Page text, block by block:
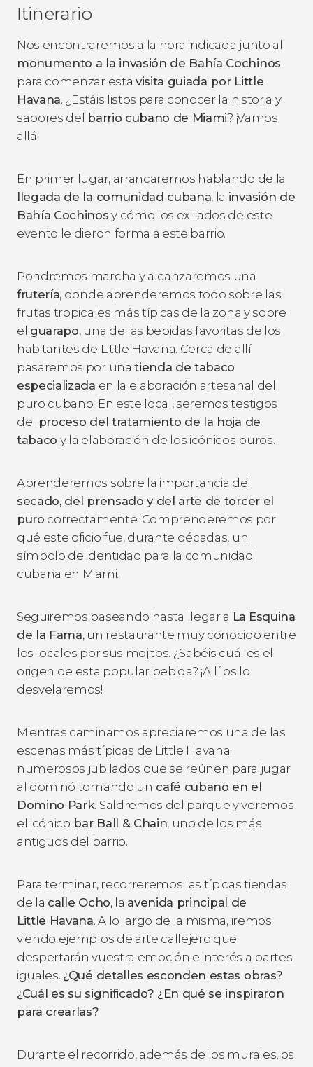
Itinerario
Nos encontraremos a la hora indicada junto al
monumento a la invasión de Bahía Cochinos
para comenzar esta visita guiada por Little
Havana. ¿Estáis listos para conocer la historia y
sabores del barrio cubano de Miami? ¡Vamos
allá!
En primer lugar, arrancaremos hablando de la
llegada de la comunidad cubana, la invasión de
Bahía Cochinos y cómo los exiliados de este
evento le dieron forma a este barrio.
Pondremos marcha y alcanzaremos una
frutería, donde aprenderemos todo sobre las
frutas tropicales más típicas de la zona y sobre
el guarapo, una de las bebidas favoritas de los
habitantes de Little Havana. Cerca de allí
pasaremos por unatienda de tabaco
especializada en la elaboración artesanal del
puro cubano. En este local, seremos testigos
del proceso del tratamiento de la hoja de
tabaco y la elaboración de los icónicos puros.
Aprenderemos sobre la importancia del
secado, del prensado y del arte de torcer el
puro correctamente. Comprenderemos por
qué este oficio fue, durante décadas, un
símbolo de identidad para la comunidad
cubana en Miami.
Seguiremos paseando hasta llegar a La Esquina
de la Fama, un restaurante muy conocido entre
los locales por sus mojitos. ¿Sabéis cuál es el
origen de esta popular bebida? ¡Allí os lo
desvelaremos!
Mientras caminamos apreciaremos una de las
escenas más típicas de Little Havana:
numerosos jubilados que se reúnen para jugar
al dominó tomando un café cubano en el
Domino Park. Saldremos del parque y veremos
el icónico bar Ball & Chain, uno de los más
antiguos del barrio.
Para terminar, recorreremos las típicas tiendas
de la calle Ocho, la avenida principal de
Little Havana. A lo largo de la misma, iremos
viendo ejemplos de arte callejero que
despertarán vuestra emoción e interés a partes
iguales. ¿Qué detalles esconden estas obras?
¿Cuál es su significado? ¿En qué se inspiraron
para crearlas?
Durante el recorrido, además de los murales, os